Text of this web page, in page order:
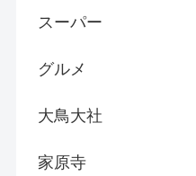
スーパー
グルメ
大鳥大社
家原寺